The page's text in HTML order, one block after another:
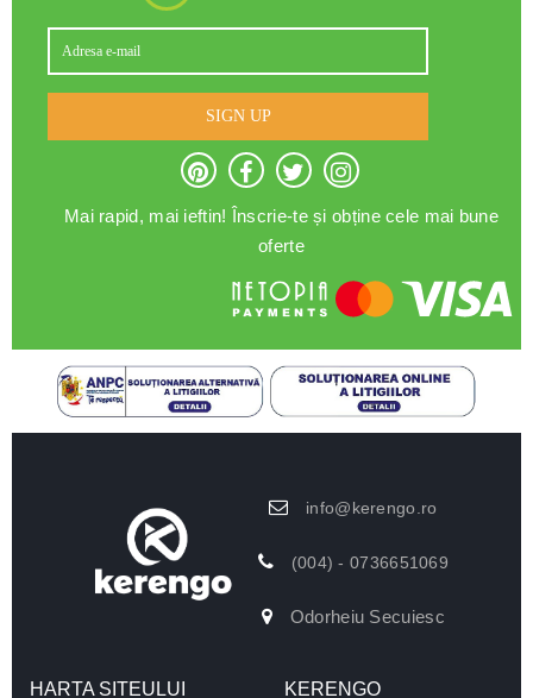
SIGN UP
Mai rapid, mai ieftin! Înscrie-te și obține cele mai bune
oferte
info@kerengo.ro
(004) - 0736651069
Odorheiu Secuiesc
HARTA SITEULUI KERENGO